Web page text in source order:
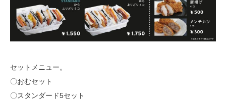
セットメニュー。
〇おむセット
〇スタンダード5セット